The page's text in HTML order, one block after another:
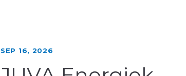
SEP 16, 2026